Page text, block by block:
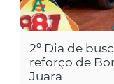
2º Dia de
reforço de
Juara